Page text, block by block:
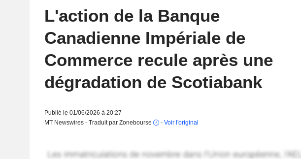
L'action de la Banque
Canadienne Impériale de
Commerce recule après une
dégradation de Scotiabank
Publié le 01/06/2026 à 20:27
MT Newswires - Traduit par Zonebourse
- Voir l'original